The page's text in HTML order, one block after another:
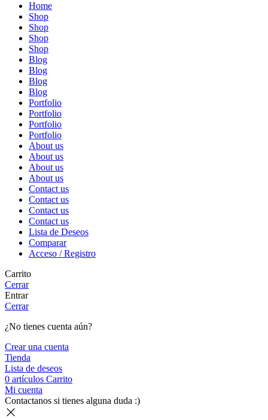
Home
Shop
Shop
Shop
Shop
Blog
Blog
Blog
Blog
Portfolio
Portfolio
Portfolio
Portfolio
About us
About us
About us
About us
Contact us
Contact us
Contact us
Contact us
Lista de Deseos
Comparar
Acceso / Registro
Carrito
Cerrar
Entrar
Cerrar
¿No tienes cuenta aún?
Crear una cuenta
Tienda
Lista de deseos
0 artículos Carrito
Mi cuenta
Contactanos si tienes alguna duda :)